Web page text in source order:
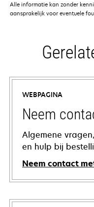
Alle informatie kan zonder
aansprakelijk voor eventuele
WEBPAGINA
Neem
Algemene
en hulp bij
Neem contact